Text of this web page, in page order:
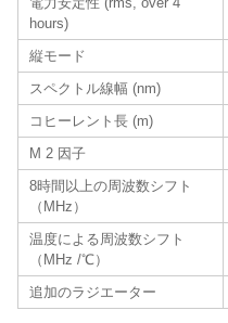
hours)
縦モード
スペクトル線幅 (nm)
コヒーレント長 (m)
M 2 因子
8時間以上の周波数シフト
（MHz）
温度による周波数シフト
（MHz /℃）
追加のラジエーター